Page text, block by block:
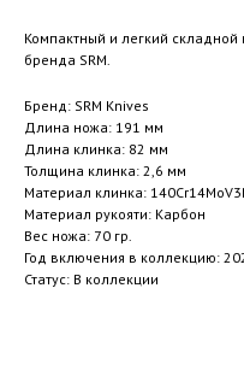
Компактный и легкий
бренда SRM.
Бренд: SRM Knives
Длина ножа: 191 мм
Длина клинка: 82 мм
Толщина клинка: 2,6 мм
Материал клинка:
Материал рукояти: Карбон
Вес ножа: 70 гр.
Год включения в коллекцию:
Статус: В коллекции